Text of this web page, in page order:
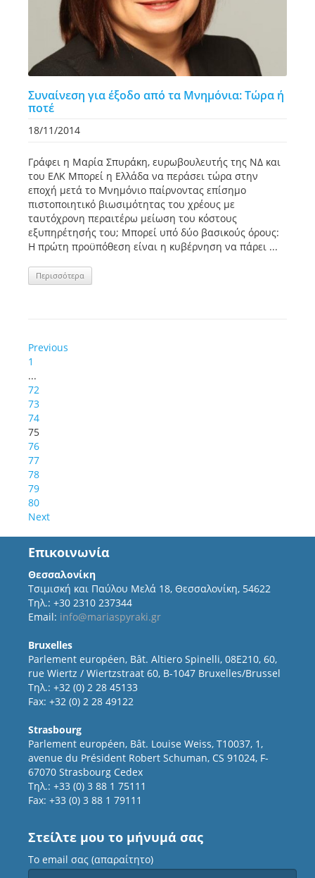
Συναίνεση για έξοδο από τα Mνημόνια: Tώρα ή
ποτέ
18/11/2014
Γράφει η Μαρία Σπυράκη, ευρωβουλευτής της NΔ και
του EΛK Mπορεί η Eλλάδα να περάσει τώρα στην
εποχή μετά το Mνημόνιο παίρνοντας επίσημο
πιστοποιητικό βιωσιμότητας του χρέους με
ταυτόχρονη περαιτέρω μείωση του κόστους
εξυπηρέτησής του; Mπορεί υπό δύο βασικούς όρους:
H πρώτη προϋπόθεση είναι η κυβέρνηση να πάρει ...
Περισσότερα
Previous
1
...
72
73
74
75
76
77
78
79
80
Next
Επικοινωνία
Θεσσαλονίκη
Τσιμισκή και Παύλου Μελά 18, Θεσσαλονίκη, 54622
Τηλ.: +30 2310 237344
Email: info@mariaspyraki.gr
Bruxelles
Parlement européen, Bât. Altiero Spinelli, 08E210, 60,
rue Wiertz / Wiertzstraat 60, B-1047 Bruxelles/Brussel
Τηλ.: +32 (0) 2 28 45133
Fax: +32 (0) 2 28 49122
Strasbourg
Parlement européen, Bât. Louise Weiss, T10037, 1,
avenue du Président Robert Schuman, CS 91024, F-
67070 Strasbourg Cedex
Τηλ.: +33 (0) 3 88 1 75111
Fax: +33 (0) 3 88 1 79111
Στείλτε μου το μήνυμά σας
Το email σας (απαραίτητο)